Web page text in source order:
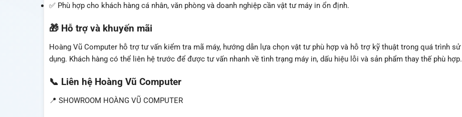
✅ Phù hợp cho khách hàng cá nhân, văn phòng và doanh nghiệp cần vật tư máy in ổn định.
🎁 Hỗ trợ và khuyến mãi
Hoàng Vũ Computer hỗ trợ tư vấn kiểm tra mã máy, hướng dẫn lựa chọn vật tư phù hợp và hỗ trợ kỹ thuật trong quá trình sử
dụng. Khách hàng có thể liên hệ trước để được tư vấn nhanh về tình trạng máy in, dấu hiệu lỗi và sản phẩm thay thế phù hợp.
📞 Liên hệ Hoàng Vũ Computer
📍 SHOWROOM HOÀNG VŨ COMPUTER